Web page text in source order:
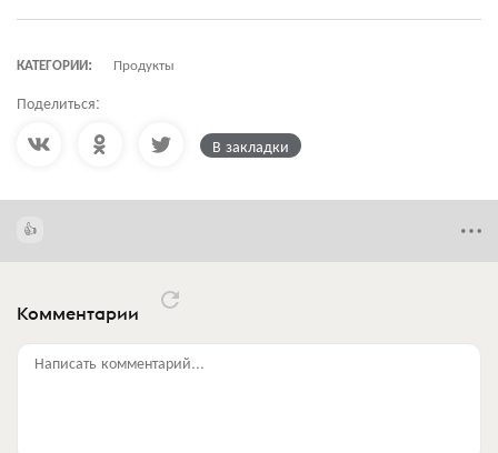
КАТЕГОРИИ: Продукты
Поделиться:
В закладки
Комментарии
Написать комментарий...